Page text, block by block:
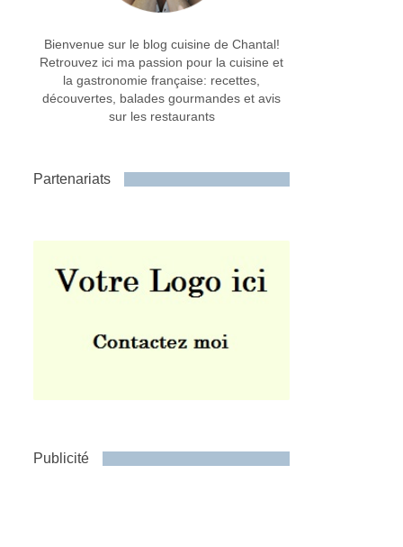
Bienvenue sur le blog cuisine de Chantal!
Retrouvez ici ma passion pour la cuisine et
la gastronomie française: recettes,
découvertes, balades gourmandes et avis
sur les restaurants
Partenariats
Publicité